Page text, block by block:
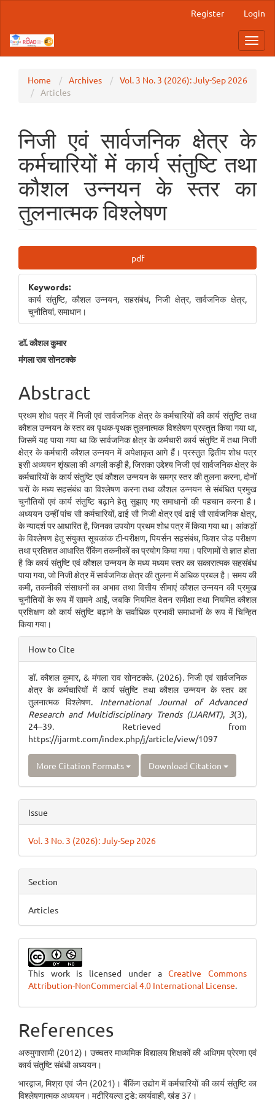
Content
Sidebar
Register Login
Home Archives
Vol. 3 No. 3 (2026): July-Sep 2026
Articles
निजी एवं सार्वजनिक क्षेत्र के
कर्मचारियों में कार्य संतुष्टि तथा
कौशल उन्नयन के स्तर का
तुलनात्मक विश्लेषण
Sidebar
pdf
Keywords:
कार्य संतुष्टि, कौशल उन्नयन, सहसंबंध, निजी क्षेत्र, सार्वजनिक क्षेत्र,
चुनौतियां, समाधान।
Main
Article
Content
डॉ. कौशल कुमार
मंगला राव सोनटक्के
Abstract
प्रथम शोध पत्र में निजी एवं सार्वजनिक क्षेत्र के कर्मचारियों की कार्य संतुष्टि तथा
कौशल उन्नयन के स्तर का पृथक-पृथक तुलनात्मक विश्लेषण प्रस्तुत किया गया था,
जिसमें यह पाया गया था कि सार्वजनिक क्षेत्र के कर्मचारी कार्य संतुष्टि में तथा निजी
क्षेत्र के कर्मचारी कौशल उन्नयन में अपेक्षाकृत आगे हैं। प्रस्तुत द्वितीय शोध पत्र
इसी अध्ययन शृंखला की अगली कड़ी है, जिसका उद्देश्य निजी एवं सार्वजनिक क्षेत्र के
कर्मचारियों के कार्य संतुष्टि एवं कौशल उन्नयन के समग्र स्तर की तुलना करना, दोनों
चरों के मध्य सहसंबंध का विश्लेषण करना तथा कौशल उन्नयन से संबंधित प्रमुख
चुनौतियों एवं कार्य संतुष्टि बढ़ाने हेतु सुझाए गए समाधानों की पहचान करना है।
अध्ययन उन्हीं पांच सौ कर्मचारियों, ढाई सौ निजी क्षेत्र एवं ढाई सौ सार्वजनिक क्षेत्र,
के न्यादर्श पर आधारित है, जिनका उपयोग प्रथम शोध पत्र में किया गया था। आंकड़ों
के विश्लेषण हेतु संयुक्त सूचकांक टी-परीक्षण, पियर्सन सहसंबंध, फिशर जेड परीक्षण
तथा प्रतिशत आधारित रैंकिंग तकनीकों का प्रयोग किया गया। परिणामों से ज्ञात होता
है कि कार्य संतुष्टि एवं कौशल उन्नयन के मध्य मध्यम स्तर का सकारात्मक सहसंबंध
पाया गया, जो निजी क्षेत्र में सार्वजनिक क्षेत्र की तुलना में अधिक प्रबल है। समय की
कमी, तकनीकी संसाधनों का अभाव तथा वित्तीय सीमाएं कौशल उन्नयन की प्रमुख
चुनौतियों के रूप में सामने आईं, जबकि नियमित वेतन समीक्षा तथा नियमित कौशल
प्रशिक्षण को कार्य संतुष्टि बढ़ाने के सर्वाधिक प्रभावी समाधानों के रूप में चिन्हित
किया गया।
Article
Details
How to Cite
डॉ. कौशल कुमार, & मंगला राव सोनटक्के. (2026). निजी एवं सार्वजनिक
क्षेत्र के कर्मचारियों में कार्य संतुष्टि तथा कौशल उन्नयन के स्तर का
तुलनात्मक विश्लेषण. International Journal of Advanced
Research and Multidisciplinary Trends (IJARMT), 3(3),
24–39. Retrieved from
https://ijarmt.com/index.php/j/article/view/1097
More Citation Formats Download Citation
Issue
Vol. 3 No. 3 (2026): July-Sep 2026
Section
Articles
This work is licensed under aCreative Commons
Attribution-NonCommercial 4.0 International License.
References
अरुमुगासामी (2012)। उच्चतर माध्यमिक विद्यालय शिक्षकों की अधिगम प्रेरणा एवं
कार्य संतुष्टि संबंधी अध्ययन।
भारद्वाज, मिश्रा एवं जैन (2021)। बैंकिंग उद्योग में कर्मचारियों की कार्य संतुष्टि का
विश्लेषणात्मक अध्ययन। मटीरियल्स टुडे: कार्यवाही, खंड 37।